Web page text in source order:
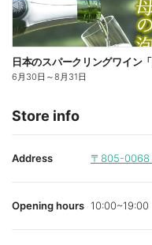
6月30日 ～8月31日
Store info
Address 〒805-0068
Opening hours 10:00~19:00